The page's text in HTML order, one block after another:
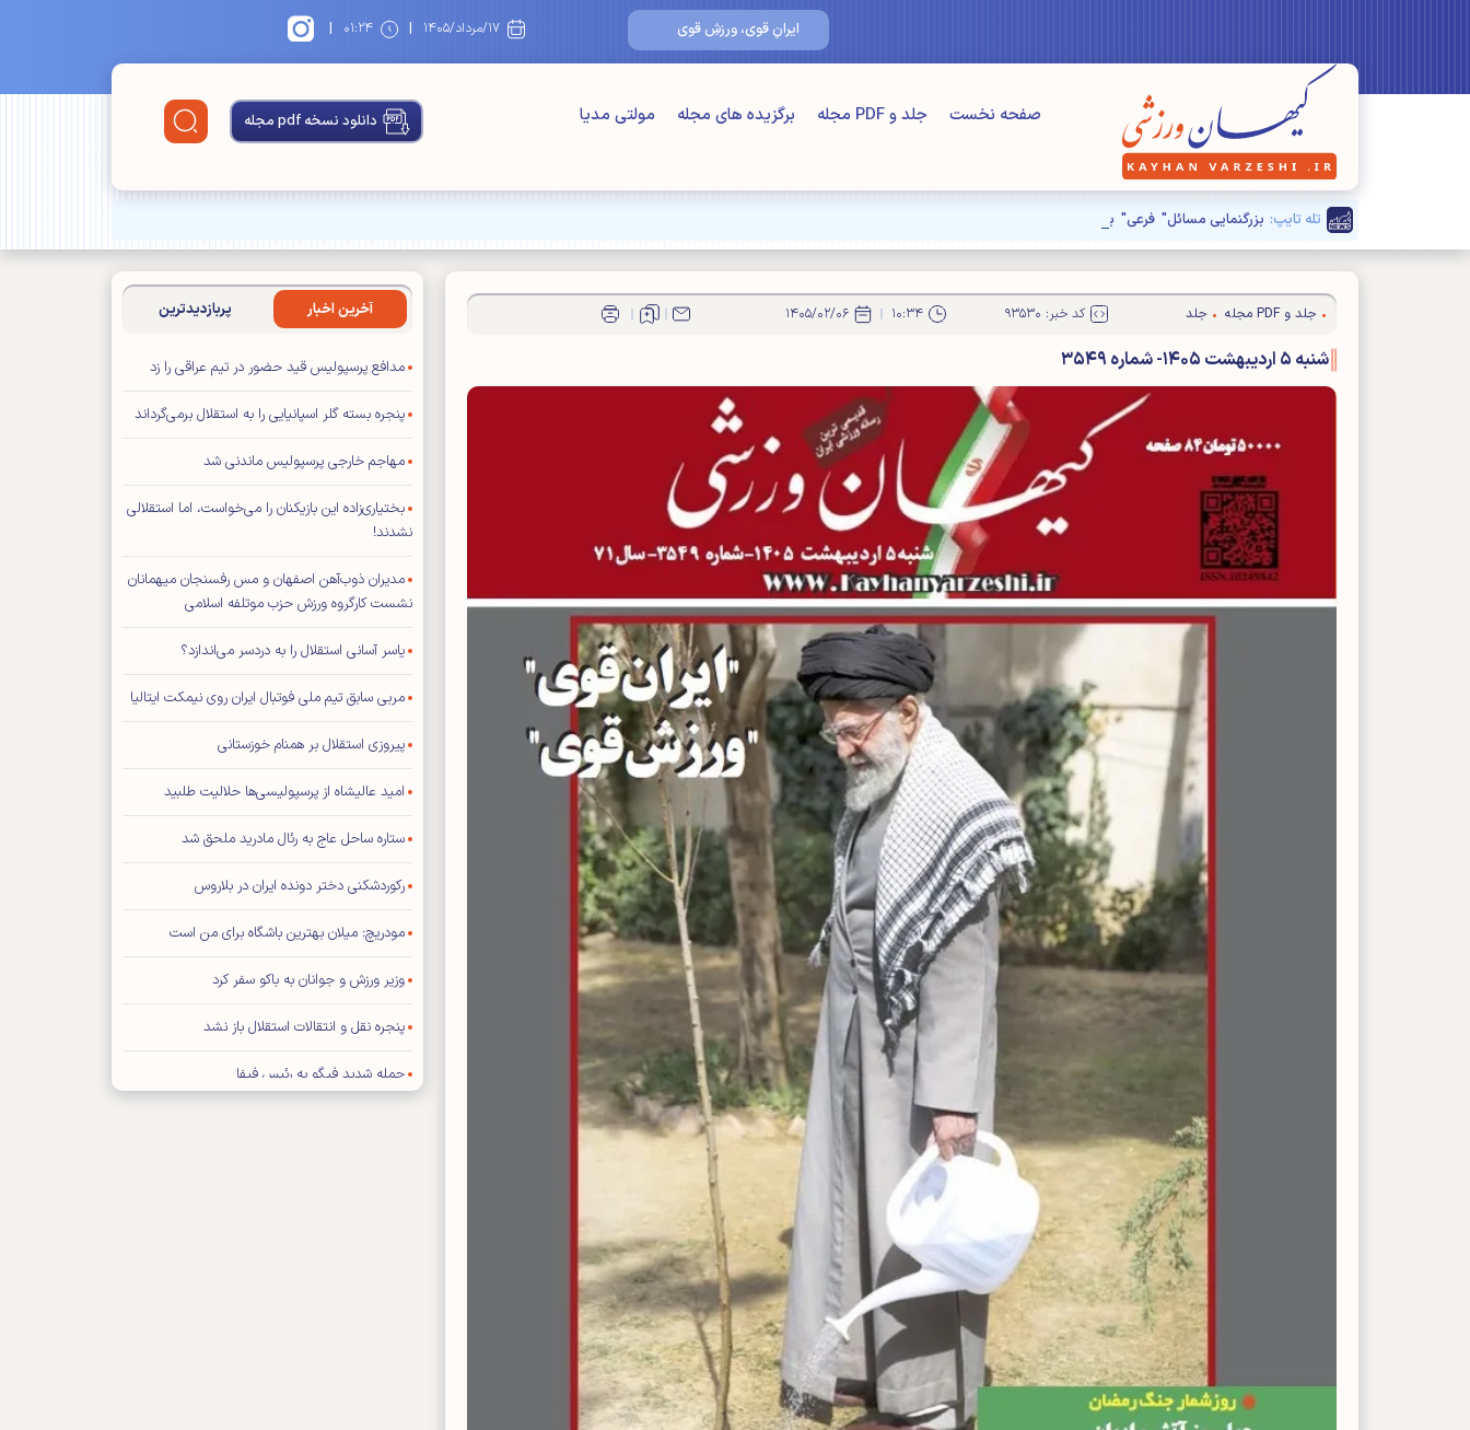
ایرانِ قوی، ورزشِ قوی ۱۷/مرداد/۱۴۰۵ | ۰۱:۲۴ |
صفحه نخست جلد و PDF مجله برگزیده های مجله مولتی مدیا دانلود نسخه pdf مجله
تله تایپ: بزرگنمایی مسائل" فرعی" برای دیده نشدن مشکلات" اصلی"
جلد و PDF مجله جلد کد خبر: ۹۳۵۳۰ ۱۰:۳۴ ۱۴۰۵/۰۲/۰۶
شنبه ۵ اردیبهشت ۱۴۰۵- شماره ۳۵۴۹
آخرین اخبار پربازدیدترین
مدافع پرسپولیس قید حضور در تیم عراقی را زد
پنجره بسته گلر اسپانیایی را به استقلال برمی‌گرداند
مهاجم خارجی پرسپولیس ماندنی شد
بختیاری‌زاده این بازیکنان را می‌خواست، اما استقلالی
نشدند!
مدیران ذوب‌آهن اصفهان و مس رفسنجان میهمانان
نشست کارگروه ورزش حزب موتلفه اسلامی
یاسر آسانی استقلال را به دردسر می‌اندازد؟
مربی سابق تیم ملی فوتبال ایران روی نیمکت ایتالیا
پیروزی استقلال بر همنام خوزستانی
امید عالیشاه از پرسپولیسی‌ها حلالیت طلبید
ستاره ساحل عاج به رئال مادرید ملحق شد
رکوردشکنی دختر دونده ایران در بلاروس
مودریچ: میلان بهترین باشگاه برای من است
وزیر ورزش و جوانان به باکو سفر کرد
پنجره نقل و انتقالات استقلال باز نشد
حمله شدید فیگو به رئیس فیفا